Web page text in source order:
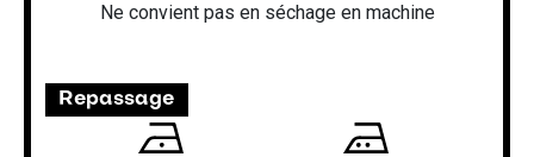
Ne convient pas en séchage en machine
Repassage